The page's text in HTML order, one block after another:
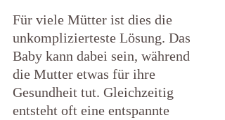
Für viele Mütter ist dies die
unkomplizierteste Lösung. Das
Baby kann dabei sein, während
die Mutter etwas für ihre
Gesundheit tut. Gleichzeitig
entsteht oft eine entspannte